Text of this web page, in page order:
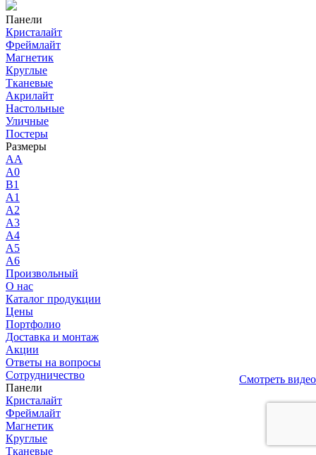
Смотреть видео
Панели
Кристалайт
Фреймлайт
Магнетик
Круглые
Тканевые
Акрилайт
Настольные
Уличные
Постеры
Размеры
AA
A0
B1
A1
A2
A3
A4
A5
A6
Произвольный
О нас
Каталог продукции
Цены
Портфолио
Доставка и монтаж
Акции
Ответы на вопросы
Сотрудничество
Панели
Кристалайт
Фреймлайт
Магнетик
Круглые
Тканевые